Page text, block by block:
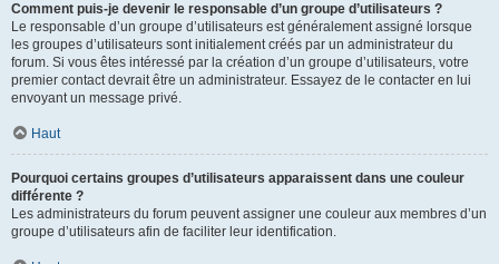
Comment puis-je devenir le responsable d’un groupe d’utilisateurs ?
Le responsable d’un groupe d’utilisateurs est généralement assigné lorsque
les groupes d’utilisateurs sont initialement créés par un administrateur du
forum. Si vous êtes intéressé par la création d’un groupe d’utilisateurs, votre
premier contact devrait être un administrateur. Essayez de le contacter en lui
envoyant un message privé.
Haut
Pourquoi certains groupes d’utilisateurs apparaissent dans une couleur
différente ?
Les administrateurs du forum peuvent assigner une couleur aux membres d’un
groupe d’utilisateurs afin de faciliter leur identification.